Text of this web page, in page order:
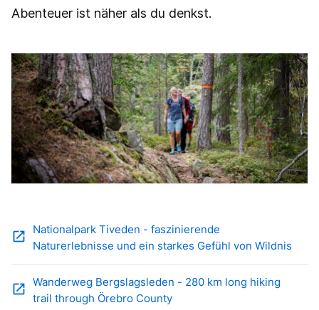
Abenteuer ist näher als du denkst.
open_in_new
Nationalpark Tiveden - faszinierende
Naturerlebnisse und ein starkes Gefühl von Wildnis
open_in_new Wanderweg Bergslagsleden - 280 km long hiking
trail through Örebro County